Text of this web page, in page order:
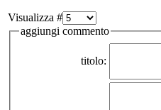
Visualizza #
aggiungi commento
titolo: